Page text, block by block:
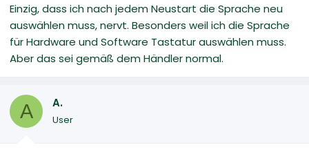
Einzig, dass ich nach jedem Neustart die Sprache neu
auswählen muss, nervt. Besonders weil ich die Sprache
für Hardware und Software Tastatur auswählen muss.
Aber das sei gemäß dem Händler normal.
A A.
User